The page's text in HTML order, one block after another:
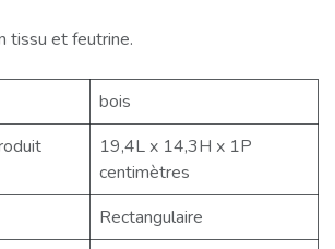
tissu et feutrine.
bois
19,4L x 14,3H x 1P
centimètres
Rectangulaire